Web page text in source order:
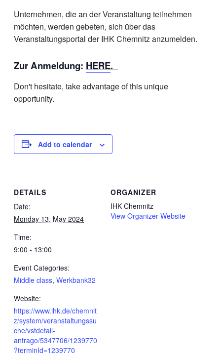
Unternehmen, die an der Veranstaltung teilnehmen
möchten, werden gebeten, sich über das
Veranstaltungsportal der IHK Chemnitz anzumelden.
Zur Anmeldung: HERE.
Don't hesitate, take advantage of this unique
opportunity.
Add to calendar
DETAILS
Date:
Monday 13. May 2024
Time:
9:00 - 13:00
Event Categories:
Middle class, Werkbank32
Website:
https://www.ihk.de/chemnit
z/system/veranstaltungssu
che/vstdetail-
antrago/5347706/1239770
?terminId=1239770
ORGANIZER
IHK Chemnitz
View Organizer Website